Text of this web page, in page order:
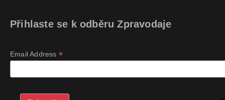
Přihlaste se k odběru Zpravodaje
Email Address *